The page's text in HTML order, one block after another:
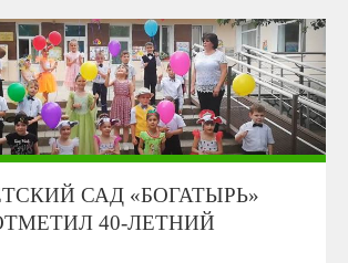
САД «БОГАТЫРЬ»
40-ЛЕТНИЙ